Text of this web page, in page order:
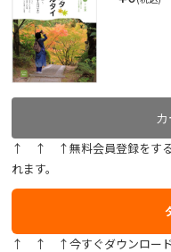
↑ ↑ ↑無料会員登録をする
れます。
↑ ↑ ↑今すぐダウンロード